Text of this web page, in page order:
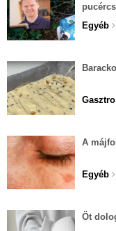
Egyéb
Gasztro
A
Egyéb
Öt